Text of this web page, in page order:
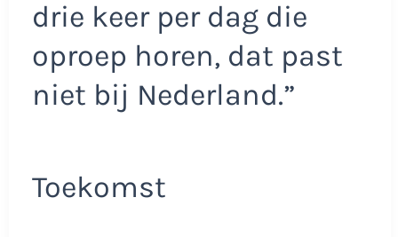
drie keer per dag die
oproep horen, dat past
niet bij Nederland.”
Toekomst